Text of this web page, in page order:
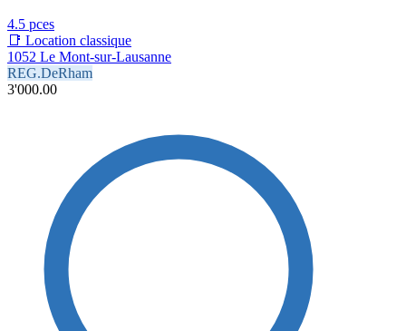
4.5 pces
📑 Location classique
1052 Le Mont-sur-Lausanne
REG.DeRham
3'000.00